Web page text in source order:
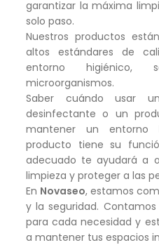
garantizar la máxima
solo paso.
Nuestros productos
altos estándares de
entorno
microorganismos.
Saber cuándo usar
desinfectante o un
mantener un entorno
producto tiene su
adecuado te ayudará a
limpieza y proteger a las
En Novaseo, estamos
y la seguridad.
para cada necesidad y
a mantener tus espacios